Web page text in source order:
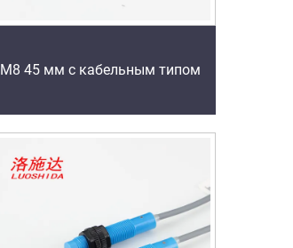
M8 45 мм с кабельным типом